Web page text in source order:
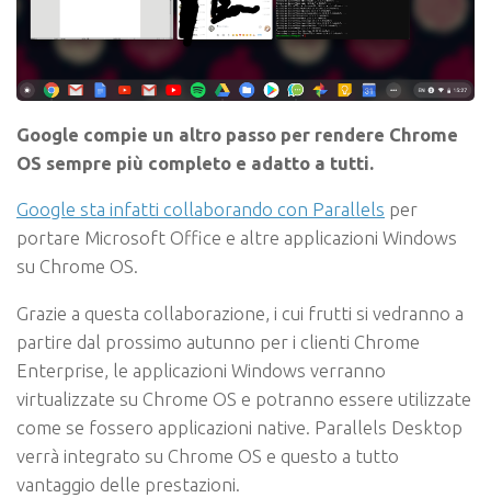
Google compie un altro passo per rendere Chrome
OS sempre più completo e adatto a tutti.
Google sta infatti collaborando con Parallels per
portare Microsoft Office e altre applicazioni Windows
su Chrome OS.
Grazie a questa collaborazione, i cui frutti si vedranno a
partire dal prossimo autunno per i clienti Chrome
Enterprise, le applicazioni Windows verranno
virtualizzate su Chrome OS e potranno essere utilizzate
come se fossero applicazioni native. Parallels Desktop
verrà integrato su Chrome OS e questo a tutto
vantaggio delle prestazioni.